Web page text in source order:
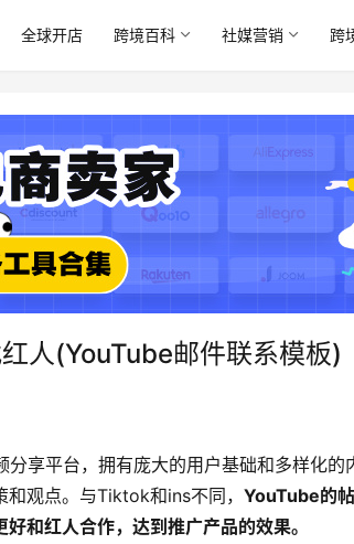
全球开店 跨境百科 社媒营销 跨
人(YouTube邮件联系模板)
分享平台，拥有庞大的用户基础和多样化
观点。与Tiktok和ins不同， YouTube的
和红人合作，达到推广产品的效果。